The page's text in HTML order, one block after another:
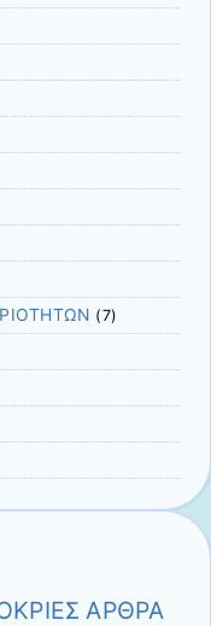
(7)
ΑΡΘΡΑ